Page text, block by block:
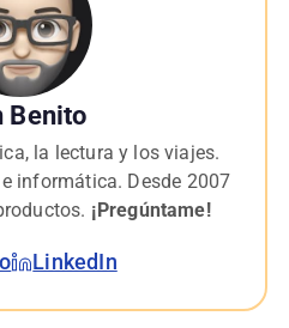
Benito
la lectura y los viajes.
informática. Desde 2007
¡Pregúntame!
LinkedIn